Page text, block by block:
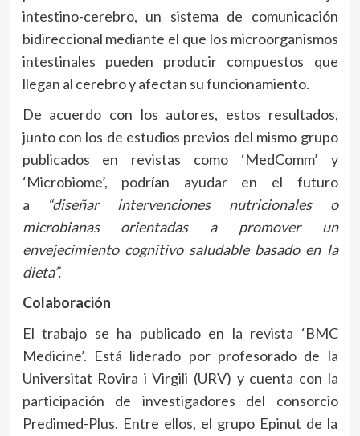
intestino-cerebro, un sistema de comunicación
bidireccional mediante el que los microorganismos
intestinales pueden producir compuestos que
llegan al cerebro y afectan su funcionamiento.
De acuerdo con los autores, estos resultados,
junto con los de estudios previos del mismo grupo
publicados en revistas como ‘MedComm’ y
‘Microbiome’, podrían ayudar en el futuro
a
“diseñar intervenciones nutricionales o
microbianas orientadas a promover un
envejecimiento cognitivo saludable basado en la
dieta”.
Colaboración
El trabajo se ha publicado en la revista ‘BMC
Medicine’. Está liderado por profesorado de la
Universitat Rovira i Virgili (URV) y cuenta con la
participación de investigadores del consorcio
Predimed-Plus. Entre ellos, el grupo Epinut de la